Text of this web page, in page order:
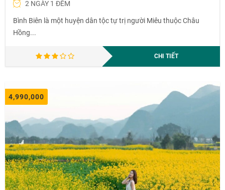
2 NGÀY 1 ĐÊM
Bình Biên là một huyện dân tộc tự trị người Miêu thuộc Châu
Hồng...
CHI TIẾT
4,990,000